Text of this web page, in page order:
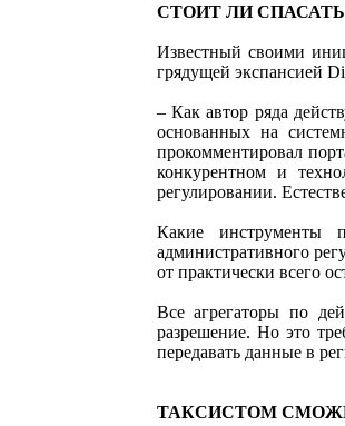
СТОИТ ЛИ
Известный своими
грядущей экспансией
– Как автор ряда
основанных на
прокомментировал
конкурентном и
регулировании.
Какие инструменты
административного
от практически всего
Все агрегаторы по
разрешение. Но это
передавать данные в
ТАКСИСТОМ